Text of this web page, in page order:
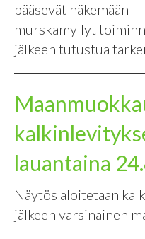
pääsevät näkemään
murskamyllyt
jälkeen tutustua
lauantaina
Näytös aloitetaan
jälkeen varsinainen